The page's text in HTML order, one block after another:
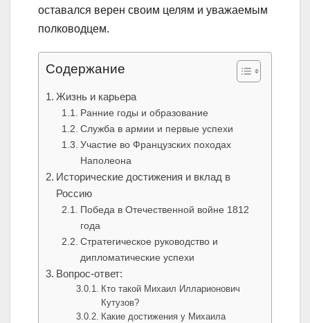
оставался верен своим целям и уважаемым
полководцем.
Содержание
Жизнь и карьера
Ранние годы и образование
Служба в армии и первые успехи
Участие во Французских походах
Наполеона
Исторические достижения и вклад в
Россию
Победа в Отечественной войне 1812
года
Стратегическое руководство и
дипломатические успехи
Вопрос-ответ:
Кто такой Михаил Илларионович
Кутузов?
Какие достижения у Михаила